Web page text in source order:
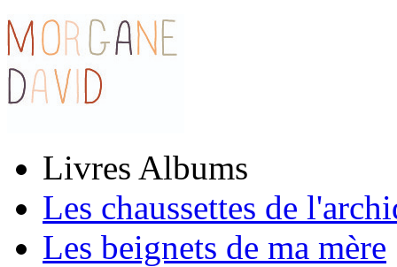
Livres Albums
Les chaussettes de
Les beignets de ma mère